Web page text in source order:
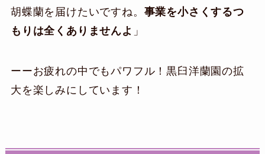
胡蝶蘭を届けたいですね。 事業を小さくするつ
もりは全くありませんよ 」
ーーお疲れの中でもパワフル！黒臼洋蘭園の拡
大を楽しみにしています！